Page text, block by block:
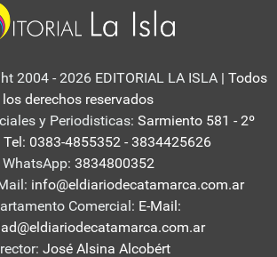
2004 - 2026 EDITORIAL LA ISLA | Todos
los derechos reservados
y Periodisticas: Sarmiento 581 - 2º
Tel: 0383-4855352 - 3834425626
WhatsApp: 3834800352
info@eldiariodecatamarca.com.ar
Comercial: E-Mail:
José Alsina Alcobért